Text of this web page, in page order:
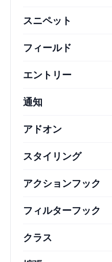
スニペット
フィールド
エントリー
通知
アドオン
スタイリング
アクションフック
フィルターフック
クラス